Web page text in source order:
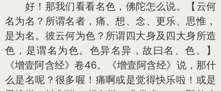
好！那我们看看名色，佛陀怎么说。【云何
名为名？所谓名者，痛、想、念、更乐、思惟，
是为名。彼云何为色？所谓四大身及四大身所造
色，是谓名为色。色异名异，故曰名、色。】
《增壹阿含经》卷46。《增壹阿含经》说，那什
么是名呢？很多喔！痛啊或是觉得快乐啦！或是